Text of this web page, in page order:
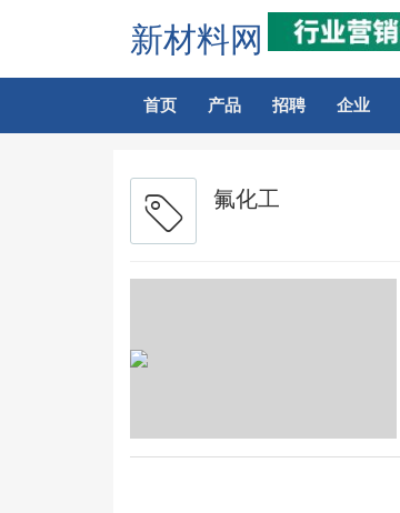
新材料网
首页 产品 招聘 企业
氟化工